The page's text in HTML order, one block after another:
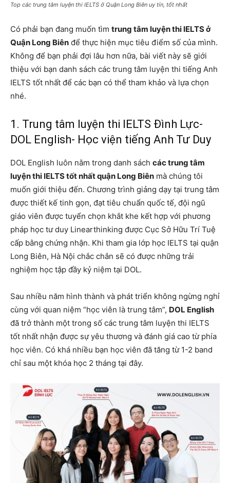
Top các trung tâm luyện thi IELTS ở Quận Long Biên uy tín, tốt nhất
Có phải bạn đang muốn tìm trung tâm luyện thi IELTS ở
Quận Long Biên để thực hiện mục tiêu điểm số của mình.
Không để bạn phải đợi lâu hơn nữa, bài viết này sẽ giới
thiệu với bạn danh sách các trung tâm luyện thi tiếng Anh
IELTS tốt nhất để các bạn có thể tham khảo và lựa chọn
nhé.
1. Trung tâm luyện thi IELTS Đình Lực-
DOL English- Học viện tiếng Anh Tư Duy
DOL English luôn nằm trong danh sách các trung tâm
luyện thi IELTS tốt nhất quận Long Biên mà chúng tôi
muốn giới thiệu đến. Chương trình giảng dạy tại trung tâm
được thiết kế tinh gọn, đạt tiêu chuẩn quốc tế, đội ngũ
giáo viên được tuyển chọn khắt khe kết hợp với phương
pháp học tư duy Linearthinking được Cục Sở Hữu Trí Tuệ
cấp bằng chứng nhận. Khi tham gia lớp học IELTS tại quận
Long Biên, Hà Nội chắc chắn sẽ có được những trải
nghiệm học tập đầy kỷ niệm tại DOL.
Sau nhiều năm hình thành và phát triển không ngừng nghỉ
cùng với quan niệm “học viên là trung tâm”, DOL English
đã trở thành một trong số các trung tâm luyện thi IELTS
tốt nhất nhận được sự yêu thương và đánh giá cao từ phía
học viên. Có khá nhiều bạn học viên đã tăng từ 1-2 band
chỉ sau một khóa học 2 tháng tại đây.